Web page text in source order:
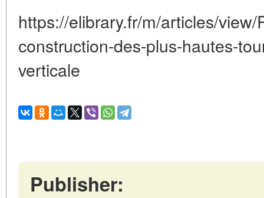
https://elibrary.fr/m/articles/view/
construction-des-plus-hautes-
verticale
Publisher: